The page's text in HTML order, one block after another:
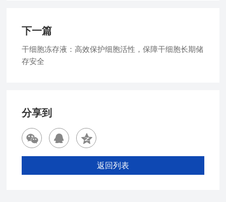
下一篇
干细胞冻存液：高效保护细胞活性，保障干细胞长期储
存安全
分享到
返回列表